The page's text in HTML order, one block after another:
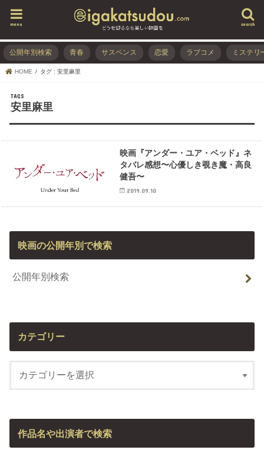
search
menu
公開年別検索 青春 サスペンス 恋愛 ラブコメ ミステリ
HOME タグ : 安里麻里
安里麻里
映画『アンダー・ユア・ベッド』ネ
タバレ感想〜心優しき覗き魔・高良
健吾〜
2019.09.10
映画の公開年別で検索
公開年別検索
カテゴリー
作品名や出演者で検索